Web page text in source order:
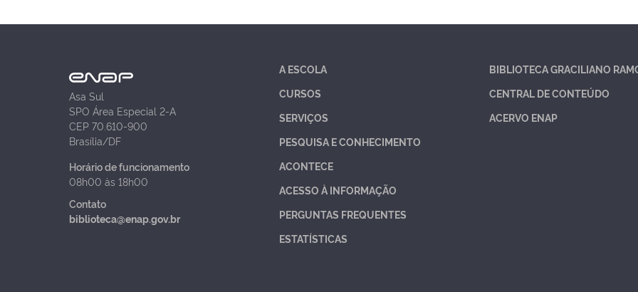
Asa Sul
SPO Área Especial 2-A
CEP 70.610-900
Brasília/DF
Horário de funcionamento
08h00 às 18h00
Contato
biblioteca@enap.gov.br
A ESCOLA
CURSOS
SERVIÇOS
PESQUISA E CONHECIMENTO
ACONTECE
ACESSO À INFORMAÇÃO
PERGUNTAS FREQUENTES
ESTATÍSTICAS
BIBLIOTECA GRACILIANO
CENTRAL DE CONTEÚDO
ACERVO ENAP